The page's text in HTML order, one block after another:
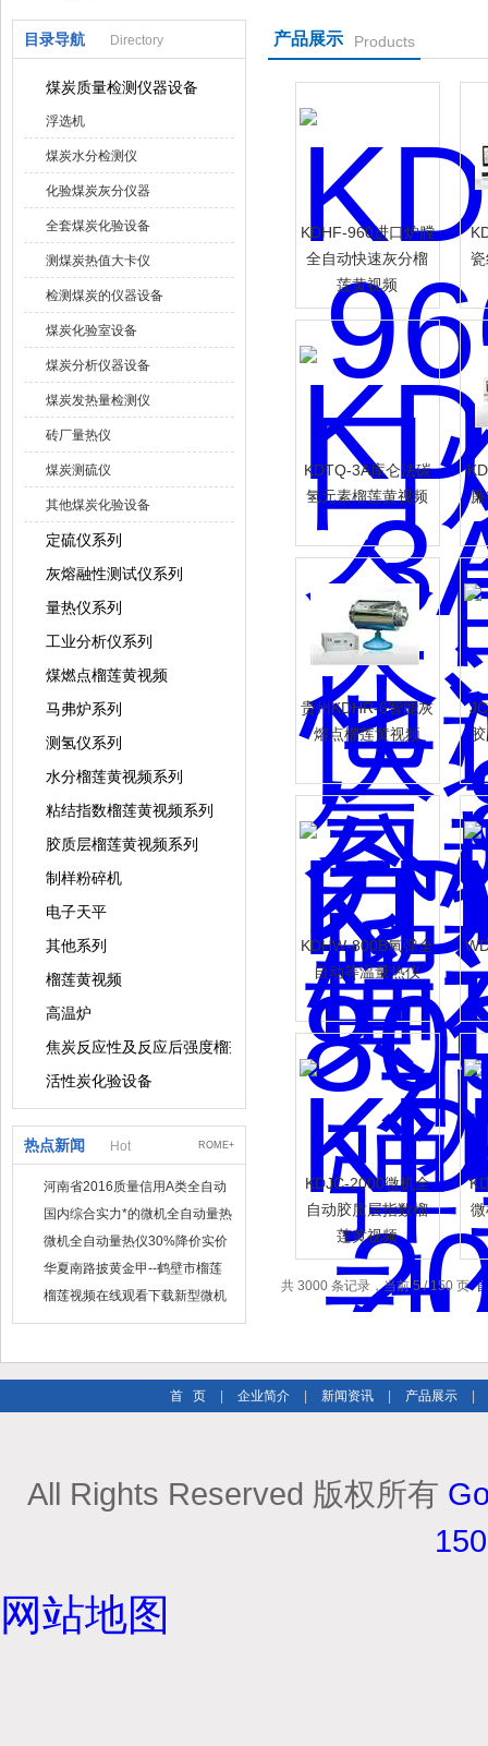
目录导航 Directory
煤炭质量检测仪器设备
浮选机
煤炭水分检测仪
化验煤炭灰分仪器
全套煤炭化验设备
测煤炭热值大卡仪
检测煤炭的仪器设备
煤炭化验室设备
煤炭分析仪器设备
煤炭发热量检测仪
砖厂量热仪
煤炭测硫仪
其他煤炭化验设备
定硫仪系列
灰熔融性测试仪系列
量热仪系列
工业分析仪系列
煤燃点榴莲黄视频
马弗炉系列
测氢仪系列
水分榴莲黄视频系列
粘结指数榴莲黄视频系列
胶质层榴莲黄视频系列
制样粉碎机
电子天平
其他系列
榴莲黄视频
高温炉
焦炭反应性及反应后强度榴莲黄视频
活性炭化验设备
热点新闻 Hot ROME+
河南省2016质量信用A类全自动
量热仪
国内综合实力*的微机全自动量热
仪制造企业
微机全自动量热仪30%降价实价
出售
华夏南路披黄金甲--鹤壁市榴莲
视频在线观看下载仪器仪表有限
榴莲视频在线观看下载新型微机
产品展示 Products
KDHF-960进口炉膛
全自动快速灰分榴
莲黄视频
KDTQ-3A库仑法碳
氢元素榴莲黄视频
贵州KDHR-6智能灰
熔点榴莲黄视频
KDHW-800B氧弹全
自动等温量热仪
KDJC-2000微机全
自动胶质层指数榴
莲黄视频
共 3000 条记录，当前 5 / 150 页
首 页 企业简介 新闻资讯 产品展示
All Rights Reserved 版权所有
网站地图